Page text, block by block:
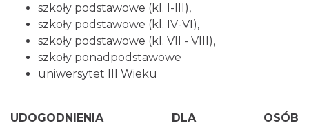
szkoły podstawowe (kl. I-III),
szkoły podstawowe (kl. IV-VI),
szkoły podstawowe (kl. VII - VIII),
szkoły ponadpodstawowe
uniwersytet III Wieku
UDOGODNIENIA DLA OSÓB